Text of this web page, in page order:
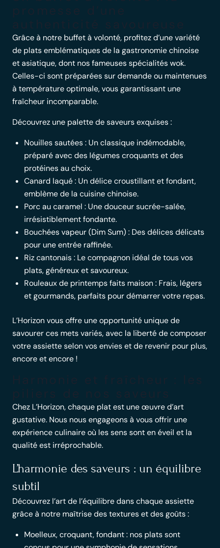
Grâce à notre buffet à volonté, profitez d’une variété
de plats emblématiques de la gastronomie chinoise
et asiatique, dont nos fameusesspécialités wok.
Celles-ci sont préparées sur demande ou maintenues
à température optimale, vous garantissant une
fraîcheur incomparable.
Découvrez une palette de saveurs exquises :
Nouilles sautées : Un classique indémodable,
préparé avec des légumes croquants et des
protéines au choix.
Canard laqué : Un délice croustillant et fondant,
emblème de la cuisine chinoise.
Porc au caramel : Une douceur sucrée-salée,
irrésistiblement fondante.
Bouchées vapeur (Dim Sum) : Des délices délicats
pour une entrée raffinée.
Riz cantonais : Le compagnon idéal de tous vos
plats, généreux et savoureux.
Rouleaux de printemps faits maison : Frais, légers
et gourmands, parfaits pour démarrer votre repas.
L’Horizon vous offre une opportunité unique de
savourer ces mets variés, avec la liberté de composer
votre assiette selon vos envies et de revenir pour plus,
encore et encore !
Chez L’Horizon, chaque plat est une œuvre d’art
gustative. Nous nous engageons à vous offrir une
expérience culinaire où les sens sont en éveil et la
qualité est irréprochable.
L’harmonie des saveurs : un équilibre
subtil
Découvrez l’art de l’équilibre dans chaque assiette
grâce à notre maîtrise des textures et des goûts :
Moelleux, croquant, fondant : nos plats sont